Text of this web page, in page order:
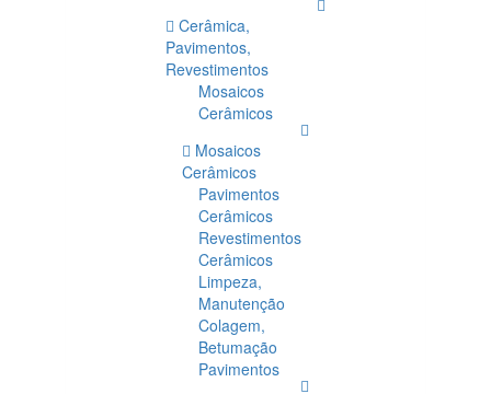
Cerâmica,
Pavimentos,
Revestimentos
Mosaicos
Cerâmicos
Mosaicos
Cerâmicos
Pavimentos
Cerâmicos
Revestimentos
Cerâmicos
Limpeza,
Manutenção
Colagem,
Betumação
Pavimentos